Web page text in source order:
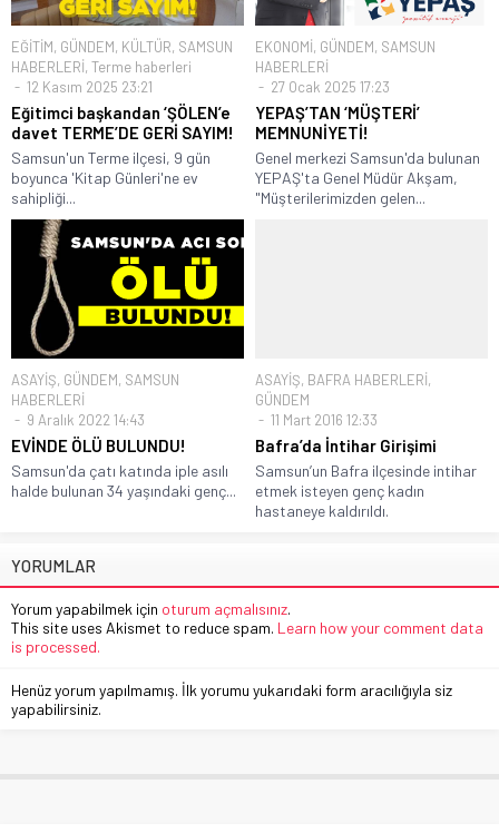
EĞİTİM, GÜNDEM, KÜLTÜR, SAMSUN
HABERLERİ, Terme haberleri
12 Kasım 2025 23:21
Eğitimci başkandan ‘ŞÖLEN’e
davet TERME’DE GERİ SAYIM!
Samsun'un Terme ilçesi, 9 gün
boyunca 'Kitap Günleri'ne ev
sahipliği...
EKONOMİ, GÜNDEM, SAMSUN
HABERLERİ
27 Ocak 2025 17:23
YEPAŞ’TAN ‘MÜŞTERİ’
MEMNUNİYETİ!
Genel merkezi Samsun'da bulunan
YEPAŞ'ta Genel Müdür Akşam,
"Müşterilerimizden gelen...
ASAYİŞ, GÜNDEM, SAMSUN
HABERLERİ
9 Aralık 2022 14:43
EVİNDE ÖLÜ BULUNDU!
Samsun'da çatı katında iple asılı
halde bulunan 34 yaşındaki genç...
ASAYİŞ, BAFRA HABERLERİ,
GÜNDEM
11 Mart 2016 12:33
Bafra’da İntihar Girişimi
Samsun’un Bafra ilçesinde intihar
etmek isteyen genç kadın
hastaneye kaldırıldı.
YORUMLAR
Yorum yapabilmek için oturum açmalısınız.
This site uses Akismet to reduce spam. Learn how your comment data
is processed.
Henüz yorum yapılmamış. İlk yorumu yukarıdaki form aracılığıyla siz
yapabilirsiniz.